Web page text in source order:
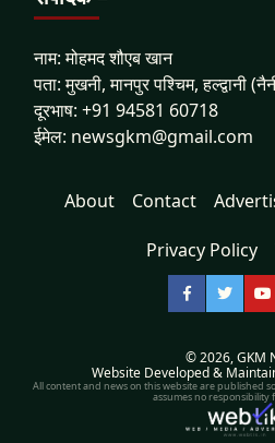
नाम: मोहमद शौएब खान
पता: मुखनी, मानपुर पश्चिम, हल्द्वानी
दूरभाष: +91 94581 60718
ईमेल: newsgkm@gmail.com
About Contact
Privacy Policy
Facebook
Twitter
© 2026,GKM
Website Developed &
All content and news on this website are published
assumes no responsibility